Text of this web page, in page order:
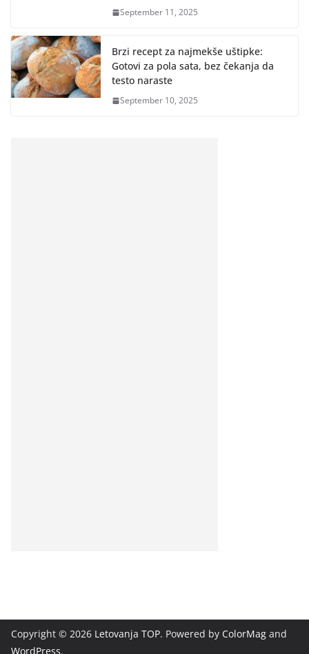
September 11, 2025
Brzi recept za najmekše uštipke:
Gotovi za pola sata, bez čekanja da
testo naraste
September 10, 2025
Copyright © 2026 Letovanja TOP. Powered by ColorMag and
WordPress.